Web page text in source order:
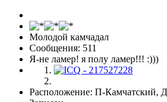
Молодой камчадал
Сообщения: 511
Я-не ламер! я полу ламер!!! :)))
Расположение: П-Камчатский,